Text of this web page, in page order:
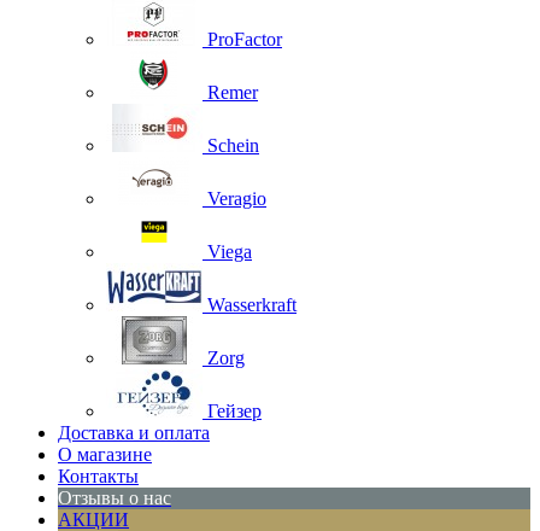
ProFactor
Remer
Schein
Veragio
Viega
Wasserkraft
Zorg
Гейзер
Доставка и оплата
О магазине
Контакты
Отзывы о нас
АКЦИИ